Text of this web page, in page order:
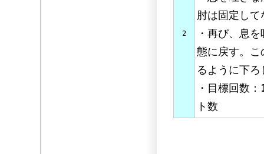
2
肘は固定し
・再び、息
態に戻す。
るように下ろ
・目標回数
ト数